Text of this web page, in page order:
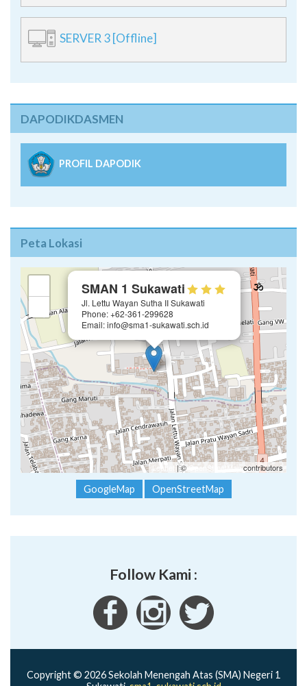
SERVER 3 [Offline]
DAPODIKDASMEN
PROFIL DAPODIK
Peta Lokasi
SMAN 1 Sukawati
Jl. Lettu Wayan Sutha II Sukawati
Phone: +62-361-299628
Email: info@sma1-sukawati.sch.id
Leaflet | ©OpenStreetMap contributors
GoogleMap OpenStreetMap
Follow Kami :
Copyright © 2026 Sekolah Menengah Atas (SMA) Negeri 1